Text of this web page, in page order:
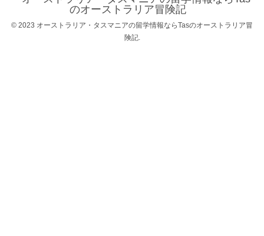
のオーストラリア冒険記
© 2023 オーストラリア・タスマニアの留学情報ならTasのオーストラリア冒
険記.